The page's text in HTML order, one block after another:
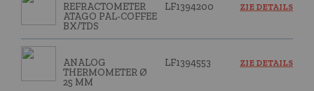
REFRACTOMETER
ATAGO PAL-COFFEE
BX/TDS
LF1394200 ZIE DETAILS
ANALOG
THERMOMETER Ø
25 MM
LF1394553 ZIE DETAILS